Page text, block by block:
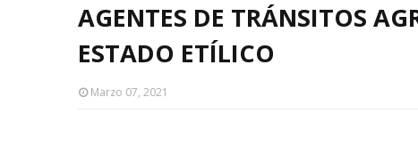
AGENTES DE TRÁNSITOS
ESTADO ETÍLICO
Marzo 07, 2021